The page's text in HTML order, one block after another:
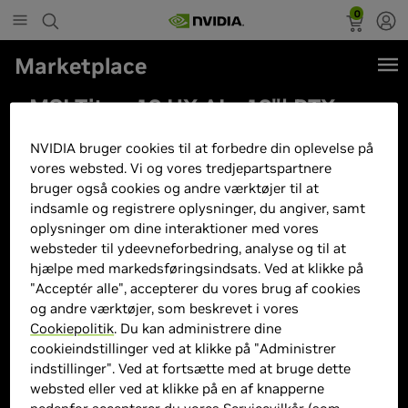
0
Marketplace
MSI Titan 18 HX AI - 18"| RTX
NVIDIA bruger cookies til at forbedre din oplevelse på
vores websted. Vi og vores tredjepartspartnere
bruger også cookies og andre værktøjer til at
indsamle og registrere oplysninger, du angiver, samt
oplysninger om dine interaktioner med vores
websteder til ydeevneforbedring, analyse og til at
hjælpe med markedsføringsindsats. Ved at klikke på
"Acceptér alle", accepterer du vores brug af cookies
og andre værktøjer, som beskrevet i vores
Cookiepolitik. Du kan administrere dine
cookieindstillinger ved at klikke på "Administrer
indstillinger". Ved at fortsætte med at bruge dette
websted eller ved at klikke på en af knapperne